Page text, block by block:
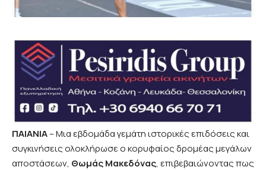
ΠΑΙΑΝΙΑ– Μια εβδομάδα γεμάτη ιστορικές επιδόσεις και
συγκινήσεις ολοκλήρωσε ο κορυφαίος δρομέας μεγάλων
αποστάσεων, Θωμάς Μακεδόνας, επιβεβαιώνοντας πως